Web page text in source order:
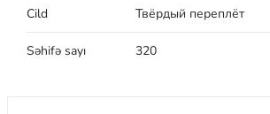
Cild Твёрдый переплёт
Səhifə sayı 320